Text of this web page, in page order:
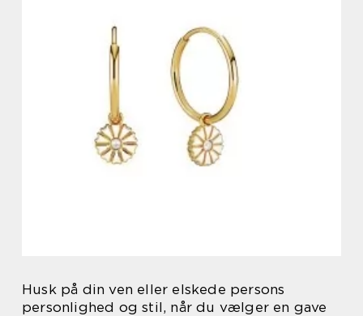
Husk på din ven eller elskede persons
personlighed og stil, når du vælger en gave